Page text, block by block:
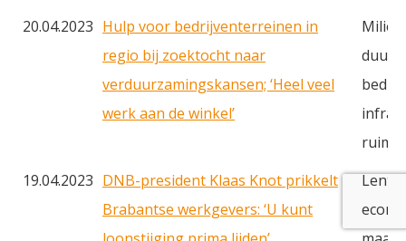
20.04.2023 Hulp voor bedrijventerreinen in
regio bij zoektocht naar
verduurzamingskansen; ‘Heel veel
werk aan de winkel’
ruimte
19.04.2023 DNB-president Klaas Knot prikkelt
Brabantse werkgevers: ‘U kunt